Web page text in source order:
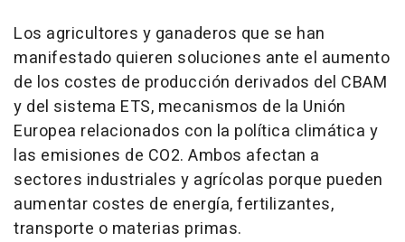
Los agricultores y ganaderos que se han
manifestado quieren soluciones ante el aumento
de los costes de producción derivados del CBAM
y del sistema ETS, mecanismos de la Unión
Europea relacionados con la política climática y
las emisiones de CO2. Ambos afectan a
sectores industriales y agrícolas porque pueden
aumentar costes de energía, fertilizantes,
transporte o materias primas.